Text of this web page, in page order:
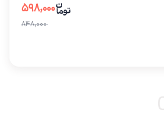
۸۴۸,۰۰۰